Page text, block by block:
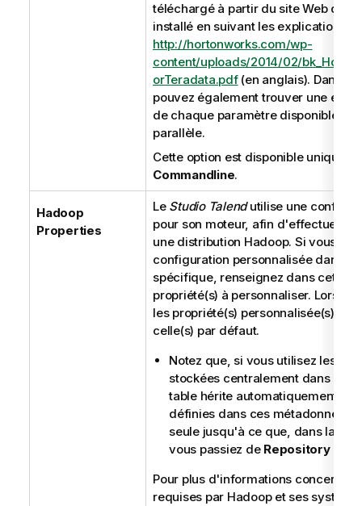
téléchargé à partir du site Web
installé en suivant les explications
http://hortonworks.com/wp-
content/uploads/2014/02/
orTeradata.pdf(en anglais). Dans
pouvez également trouver une
de chaque paramètre disponible
parallèle.
Cette option est disponible
Commandline.
Hadoop
Properties
Le Studio Talend utilise une
pour son moteur, afin d'effectuer
une distribution Hadoop. Si vous
configuration personnalisée dans
spécifique, renseignez dans cette
propriété(s) à personnaliser. Lors
les propriété(s) personnalisée(s) va
celle(s) par défaut.
Notez que, si vous utilisez les
stockées centralement dans le
table hérite automatiquement
définies dans ces métadonnées
seule jusqu'à ce que, dans la
vous passiez de Repositoryà
Pour plus d'informations
requises par Hadoop et ses